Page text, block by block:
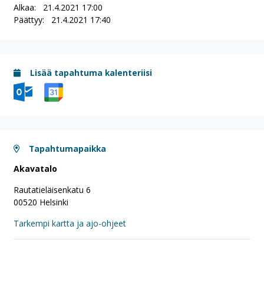
Alkaa: 21.4.2021 17:00
Päättyy: 21.4.2021 17:40
Lisää tapahtuma kalenteriisi
Tapahtumapaikka
Akavatalo
Rautatieläisenkatu 6
00520 Helsinki
Tarkempi kartta ja ajo-ohjeet